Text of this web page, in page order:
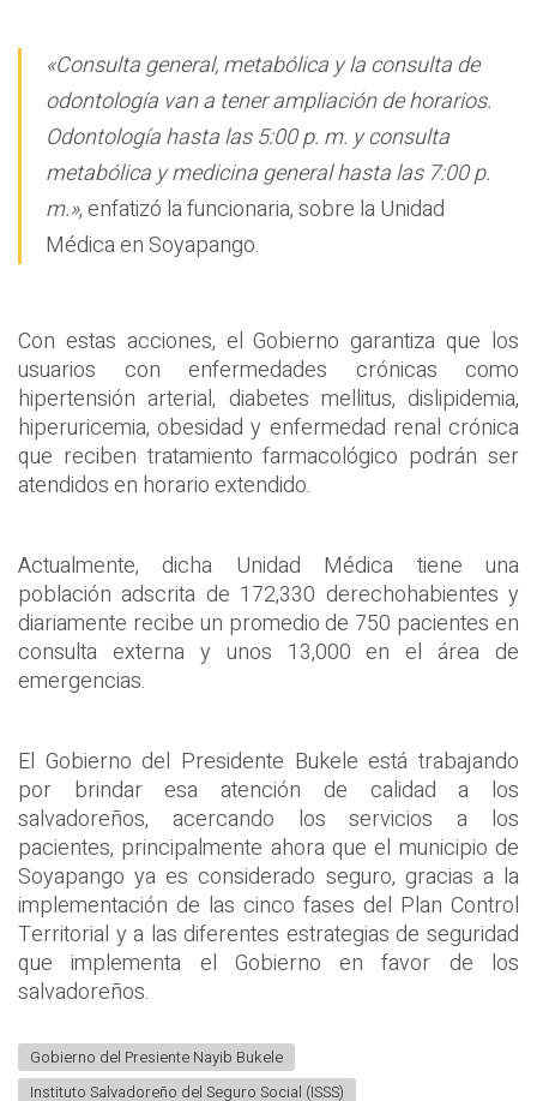
«Consulta general, metabólica y la consulta de
odontología van a tener ampliación de horarios.
Odontología hasta las 5:00 p. m. y consulta
metabólica y medicina general hasta las 7:00 p.
m.», enfatizó la funcionaria, sobre la Unidad
Médica en Soyapango.
Con estas acciones, el Gobierno garantiza que los
usuarios con enfermedades crónicas como
hipertensión arterial, diabetes mellitus, dislipidemia,
hiperuricemia, obesidad y enfermedad renal crónica
que reciben tratamiento farmacológico podrán ser
atendidos en horario extendido.
Actualmente, dicha Unidad Médica tiene una
población adscrita de 172,330 derechohabientes y
diariamente recibe un promedio de 750 pacientes en
consulta externa y unos 13,000 en el área de
emergencias.
El Gobierno del Presidente Bukele está trabajando
por brindar esa atención de calidad a los
salvadoreños, acercando los servicios a los
pacientes, principalmente ahora que el municipio de
Soyapango ya es considerado seguro, gracias a la
implementación de las cinco fases del Plan Control
Territorial y a las diferentes estrategias de seguridad
que implementa el Gobierno en favor de los
salvadoreños.
Gobierno del Presiente Nayib Bukele
Instituto Salvadoreño del Seguro Social (ISSS)